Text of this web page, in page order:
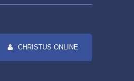
CHRISTUS ONLINE